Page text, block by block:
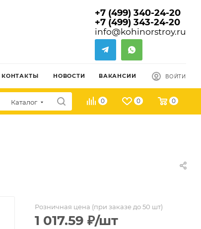
+7 (499) 340-24-20
+7 (499) 343-24-20
info@kohinorstroy.ru
КОНТАКТЫ НОВОСТИ ВАКАНСИИ ВОЙТИ
Каталог 0 0 0
Розничная цена (при заказе до 50 шт)
1 017.59 ₽/шт